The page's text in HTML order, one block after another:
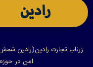
امن در